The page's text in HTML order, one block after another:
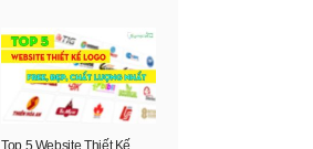
Top 5 Website Thiết Kế